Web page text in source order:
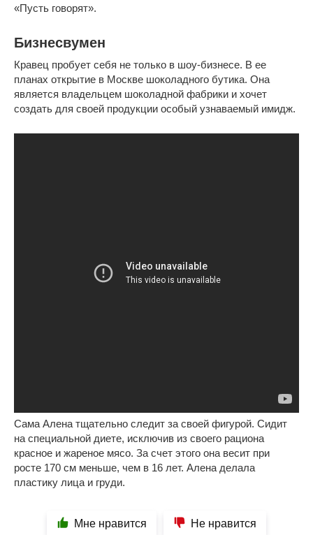
«Пусть говорят».
Бизнесвумен
Кравец пробует себя не только в шоу-бизнесе. В ее
планах открытие в Москве шоколадного бутика. Она
является владельцем шоколадной фабрики и хочет
создать для своей продукции особый узнаваемый имидж.
Сама Алена тщательно следит за своей фигурой. Сидит
на специальной диете, исключив из своего рациона
красное и жареное мясо. За счет этого она весит при
росте 170 см меньше, чем в 16 лет. Алена делала
пластику лица и груди.
Мне нравится Не нравится